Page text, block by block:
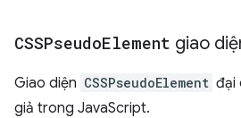
CSSPseudoElement giao
Giao diện CSSPseudoElement đại
giả trong JavaScript.